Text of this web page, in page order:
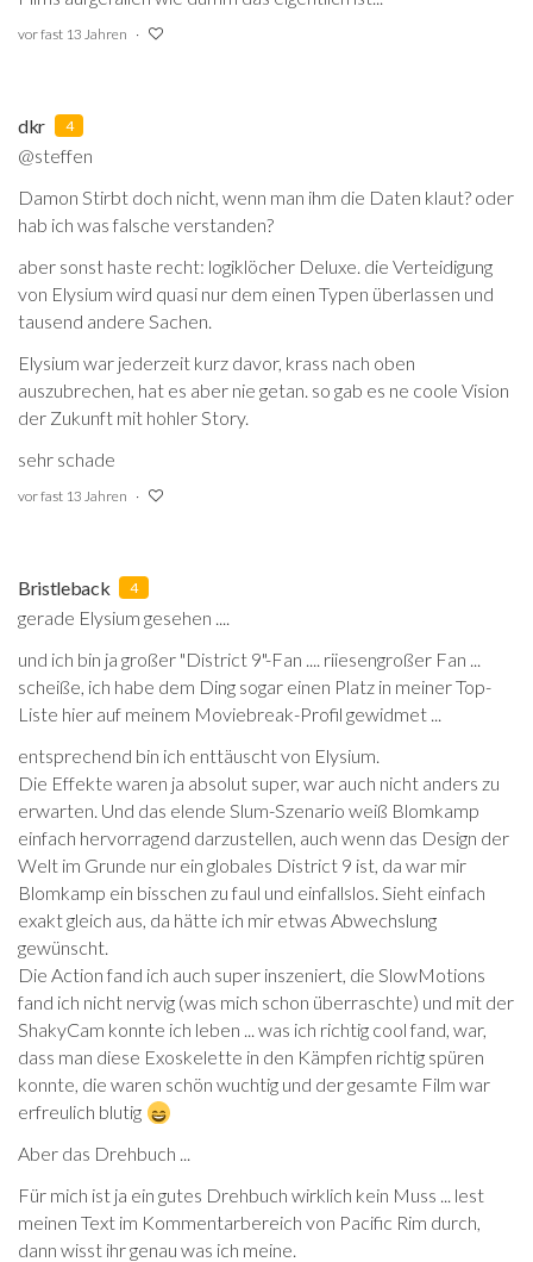
vor fast 13 Jahren
dkr 4
@steffen
Damon Stirbt doch nicht, wenn man ihm die Daten klaut? oder
hab ich was falsche verstanden?
aber sonst haste recht: logiklöcher Deluxe. die Verteidigung
von Elysium wird quasi nur dem einen Typen überlassen und
tausend andere Sachen.
Elysium war jederzeit kurz davor, krass nach oben
auszubrechen, hat es aber nie getan. so gab es ne coole Vision
der Zukunft mit hohler Story.
sehr schade
vor fast 13 Jahren
Bristleback 4
gerade Elysium gesehen ....
und ich bin ja großer "District 9"-Fan .... riiesengroßer Fan ...
scheiße, ich habe dem Ding sogar einen Platz in meiner Top-
Liste hier auf meinem Moviebreak-Profil gewidmet ...
entsprechend bin ich enttäuscht von Elysium.
Die Effekte waren ja absolut super, war auch nicht anders zu
erwarten. Und das elende Slum-Szenario weiß Blomkamp
einfach hervorragend darzustellen, auch wenn das Design der
Welt im Grunde nur ein globales District 9 ist, da war mir
Blomkamp ein bisschen zu faul und einfallslos. Sieht einfach
exakt gleich aus, da hätte ich mir etwas Abwechslung
gewünscht.
Die Action fand ich auch super inszeniert, die SlowMotions
fand ich nicht nervig (was mich schon überraschte) und mit der
ShakyCam konnte ich leben ... was ich richtig cool fand, war,
dass man diese Exoskelette in den Kämpfen richtig spüren
konnte, die waren schön wuchtig und der gesamte Film war
erfreulich blutig
Aber das Drehbuch ...
Für mich ist ja ein gutes Drehbuch wirklich kein Muss ... lest
meinen Text im Kommentarbereich von Pacific Rim durch,
dann wisst ihr genau was ich meine.